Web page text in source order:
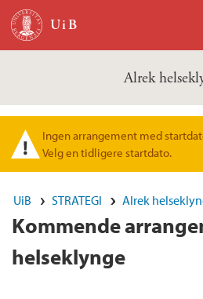
Hopp til hovedinnhold
Alrek
Varselmelding
Ingen arrangement med
Velg en tidligere startdato.
UiB STRATEGI Alrek
Kommende
helseklynge